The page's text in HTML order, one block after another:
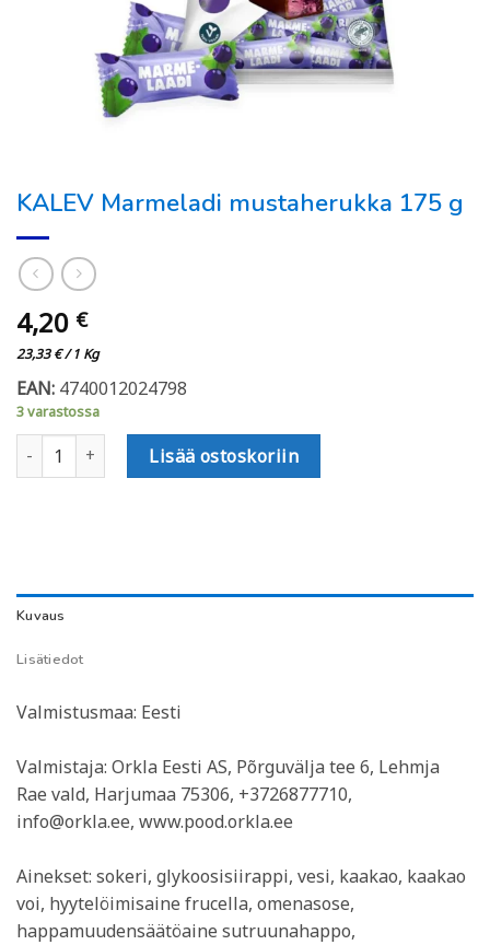
KALEV Marmeladi mustaherukka 175 g
4,20 €
23,33€/ 1 Kg
EAN: 4740012024798
3 varastossa
KALEV Marmeladi mustaherukka 175 g määrä
Lisää ostoskoriin
Kuvaus
Lisätiedot
Valmistusmaa: Eesti
Valmistaja: Orkla Eesti AS, Põrguvälja tee 6, Lehmja
Rae vald, Harjumaa 75306, +3726877710,
info@orkla.ee, www.pood.orkla.ee
Ainekset: sokeri, glykoosisiirappi, vesi, kaakao, kaakao
voi, hyytelöimisaine frucella, omenasose,
happamuudensäätöaine sutruunahappo,